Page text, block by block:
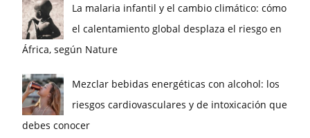
La malaria infantil y el cambio climático: cómo
el calentamiento global desplaza el riesgo en
África, según Nature
Mezclar bebidas energéticas con alcohol: los
riesgos cardiovasculares y de intoxicación que
debes conocer